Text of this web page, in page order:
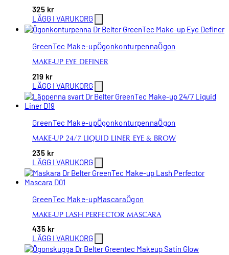
325 kr
LÄGG I VARUKORG
GreenTec Make-upÖgonkonturpennaÖgon
MAKE-UP EYE DEFINER
219 kr
LÄGG I VARUKORG
GreenTec Make-upÖgonkonturpennaÖgon
MAKE-UP 24/7 LIQUID LINER EYE & BROW
235 kr
LÄGG I VARUKORG
GreenTec Make-upMascaraÖgon
MAKE-UP LASH PERFECTOR MASCARA
435 kr
LÄGG I VARUKORG